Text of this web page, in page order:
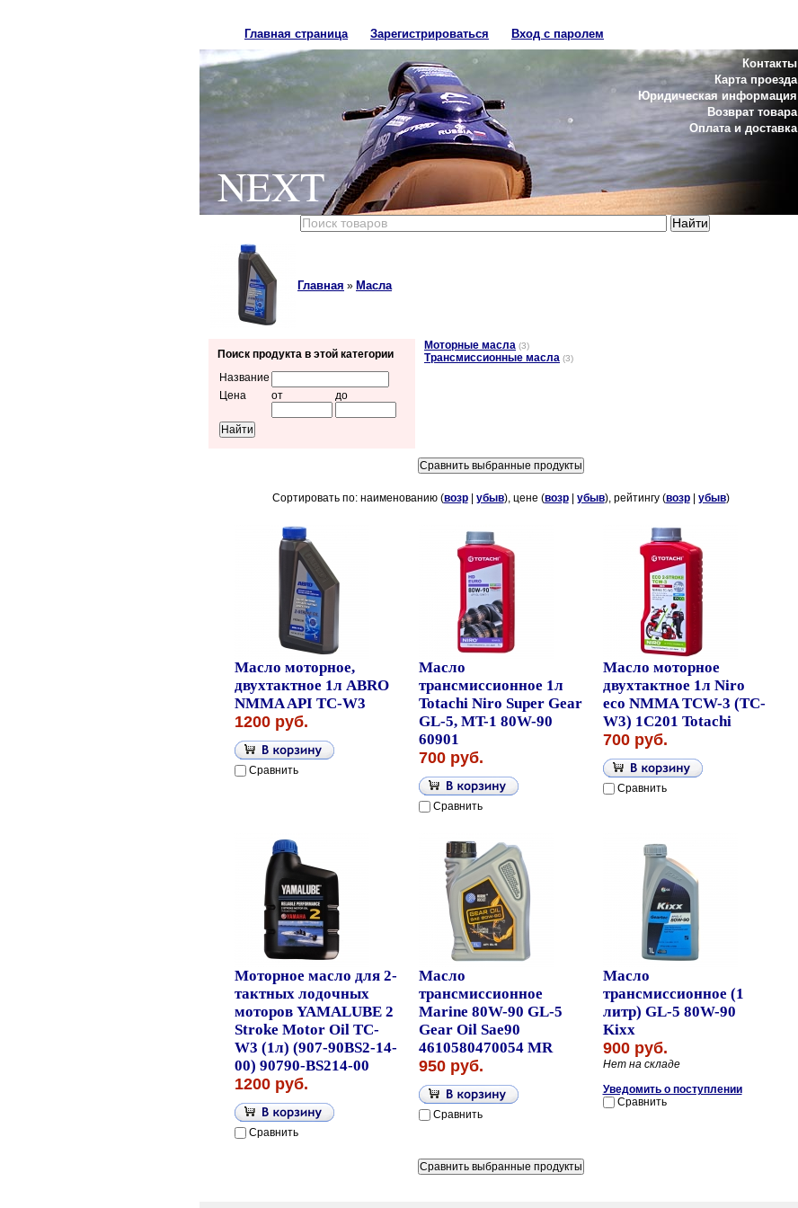
Главная страница Зарегистрироваться Вход с паролем
NEXT
Контакты
Карта проезда
Юридическая информация
Возврат товара
Оплата и доставка
Главная » Масла
Поиск продукта в этой категории
Название
Цена
от до
Моторные масла (3)
Трансмиссионные масла (3)
Сортировать по: наименованию (возр| убыв), цене (возр| убыв), рейтингу (возр| убыв)
Масло моторное,
двухтактное 1л ABRO
NMMA API TC-W3
1200 руб.
Сравнить
Масло
трансмиссионное 1л
Totachi Niro Super Gear
GL-5, MT-1 80W-90
60901
700 руб.
Сравнить
Масло моторное
двухтактное 1л Niro
eco NMMA TCW-3 (TC-
W3) 1C201 Totachi
700 руб.
Сравнить
Моторное масло для 2-
тактных лодочных
моторов YAMALUBE 2
Stroke Motor Oil TC-
W3 (1л) (907-90BS2-14-
00) 90790-BS214-00
1200 руб.
Сравнить
Масло
трансмиссионное
Marine 80W-90 GL-5
Gear Oil Sae90
4610580470054 MR
950 руб.
Сравнить
Масло
трансмиссионное (1
литр) GL-5 80W-90
Kixx
900 руб.
Нет на складе
Уведомить о поступлении
Сравнить